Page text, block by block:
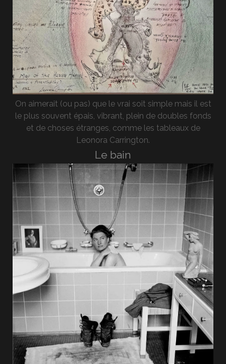
On aimerait (ou pas) que le vrai soit simple mais il est
le plus souvent épais, vibrant, plein de doubles fonds
et de choses étranges, comme les tableaux de
Leonora Carrington.
Le bain